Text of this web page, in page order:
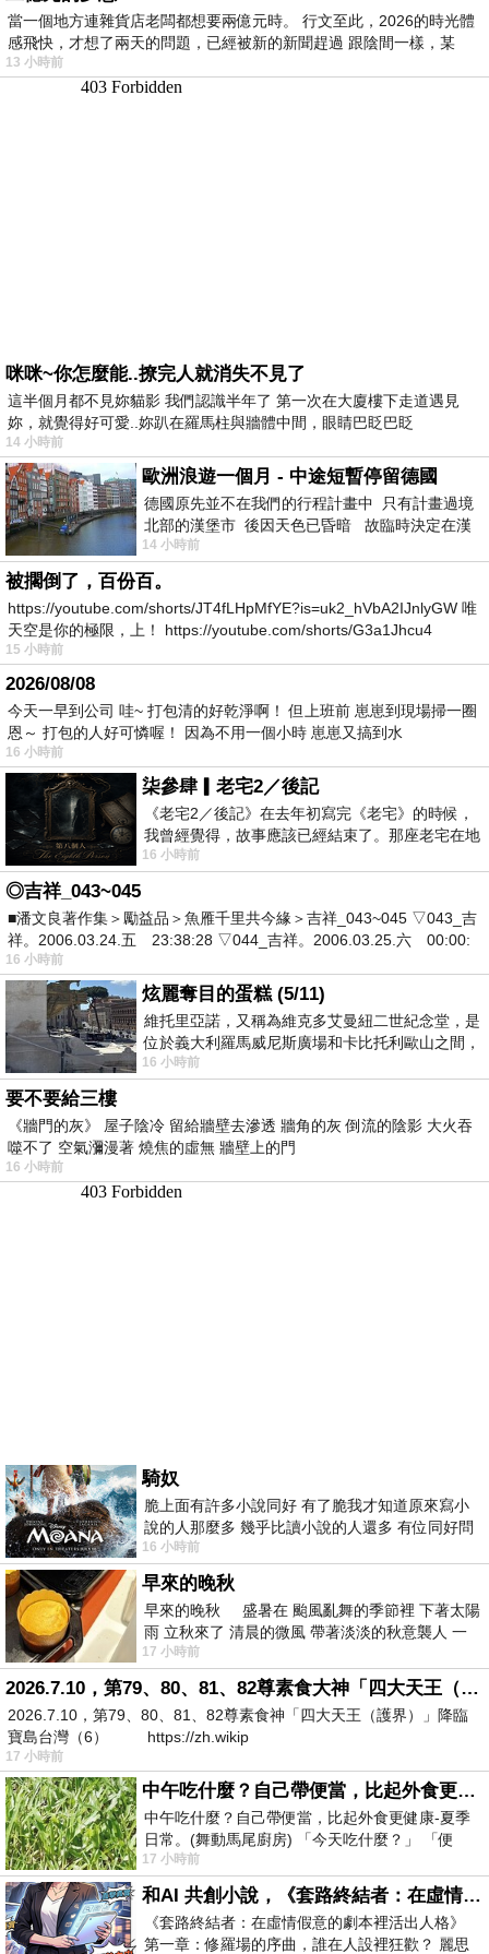
當一個地方連雜貨店老闆都想要兩億元時。 行文至此，2026的時光體
感飛快，才想了兩天的問題，已經被新的新聞趕過 跟陰間一樣，某
13 小時前
咪咪~你怎麼能..撩完人就消失不見了
這半個月都不見妳貓影 我們認識半年了 第一次在大廈樓下走道遇見
妳，就覺得好可愛..妳趴在羅馬柱與牆體中間，眼睛巴眨巴眨
14 小時前
歐洲浪遊一個月 - 中途短暫停留德國
德國原先並不在我們的行程計畫中 只有計畫過境
北部的漢堡市 後因天色已昏暗 故臨時決定在漢
堡市吃晚餐和過夜
14 小時前
被擱倒了，百份百。
https://youtube.com/shorts/JT4fLHpMfYE?is=uk2_hVbA2IJnlyGW 唯
天空是你的極限，上！ https://youtube.com/shorts/G3a1Jhcu4
15 小時前
2026/08/08
今天一早到公司 哇~ 打包清的好乾淨啊！ 但上班前 崽崽到現場掃一圈
恩～ 打包的人好可憐喔！ 因為不用一個小時 崽崽又搞到水
16 小時前
柒參肆▎老宅2／後記
《老宅2／後記》在去年初寫完《老宅》的時候，
我曾經覺得，故事應該已經結束了。那座老宅在地
震中倒塌，七個人終於離開那片黑暗，
16 小時前
◎吉祥_043~045
■潘文良著作集＞勵益品＞魚雁千里共今緣＞吉祥_043~045 ▽043_吉
祥。2006.03.24.五 23:38:28 ▽044_吉祥。2006.03.25.六 00:00:
16 小時前
炫麗奪目的蛋糕 (5/11)
維托里亞諾，又稱為維克多艾曼紐二世紀念堂，是
位於義大利羅馬威尼斯廣場和卡比托利歐山之間，
用以紀念統一義大利統一後的的第一位國
16 小時前
要不要給三樓
《牆門的灰》 屋子陰冷 留給牆壁去滲透 牆角的灰 倒流的陰影 大火吞
噬不了 空氣瀰漫著 燒焦的虛無 牆壁上的門
16 小時前
騎奴
脆上面有許多小說同好 有了脆我才知道原來寫小
說的人那麼多 幾乎比讀小說的人還多 有位同好問
了一個問題 她說為什麼高中文學獎的
16 小時前
早來的晚秋
早來的晚秋 盛暑在 颱風亂舞的季節裡 下著太陽
雨 立秋來了 清晨的微風 帶著淡淡的秋意襲人 一
下子 又被赤
17 小時前
2026.7.10，第79、80、81、82尊素食大神「四大天王（護界）」降臨寶島台灣（6）
2026.7.10，第79、80、81、82尊素食神「四大天王（護界）」降臨
寶島台灣（6） https://zh.wikip
17 小時前
中午吃什麼？自己帶便當，比起外食更健康-夏季日常。(舞動馬尾廚房)
中午吃什麼？自己帶便當，比起外食更健康-夏季
日常。(舞動馬尾廚房) 「今天吃什麼？」 「便
當？麵？還是炒飯？」 每天都在選擇
17 小時前
和AI 共創小說，《套路終結者：在虛情假意的劇本裡活出人格》
《套路終結者：在虛情假意的劇本裡活出人格》
第一章：修羅場的序曲，誰在人設裡狂歡？ 麗思